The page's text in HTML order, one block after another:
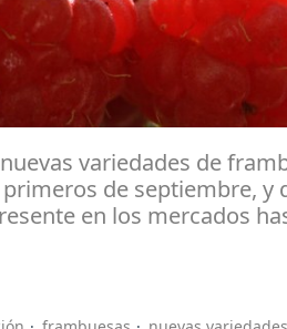
variedades de
de septiembre, y
en los mercados